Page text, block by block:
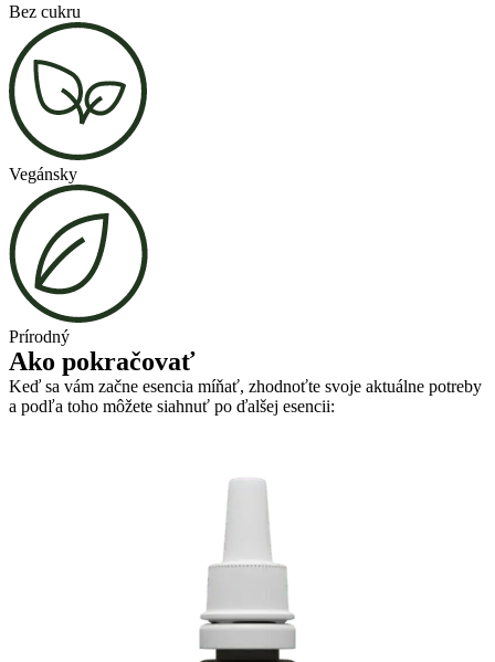
Bez cukru
Vegánsky
Prírodný
Ako pokračovať
Keď sa vám začne esencia míňať, zhodnoťte svoje aktuálne potreby
a podľa toho môžete siahnuť po ďalšej esencii: